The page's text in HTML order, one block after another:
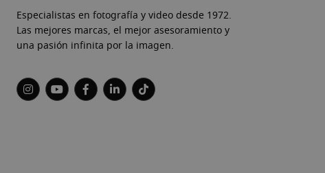
Especialistas en fotografía y video desde 1972.
Las mejores marcas, el mejor asesoramiento y
una pasión infinita por la imagen.